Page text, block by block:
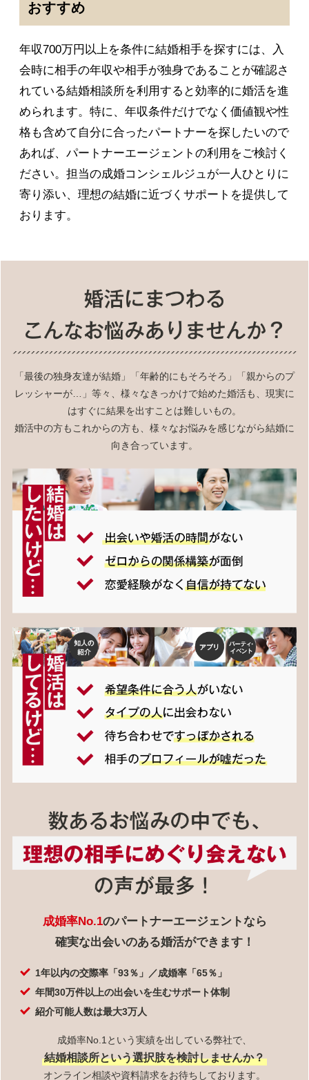
おすすめ
年収700万円以上を条件に結婚相手を探すには、入
会時に相手の年収や相手が独身であることが確認さ
れている結婚相談所を利用すると効率的に婚活を進
められます。特に、年収条件だけでなく価値観や性
格も含めて自分に合ったパートナーを探したいので
あれば、パートナーエージェントの利用をご検討く
ださい。担当の成婚コンシェルジュが一人ひとりに
寄り添い、理想の結婚に近づくサポートを提供して
おります。
「最後の独身友達が結婚」「年齢的にもそろそろ」「親からのプ
レッシャーが…」等々、様々なきっかけで始めた婚活も、現実に
はすぐに結果を出すことは難しいもの。
婚活中の方もこれからの方も、様々なお悩みを感じながら結婚に
向き合っています。
成婚率No.1のパートナーエージェントなら
確実な出会いのある婚活ができます！
1年以内の交際率「93％」／成婚率「65％」
年間30万件以上の出会いを生むサポート体制
紹介可能人数は最大3万人
成婚率No.1という実績を出している弊社で、
結婚相談所という選択肢を検討しませんか？
オンライン相談や資料請求をお待ちしております。